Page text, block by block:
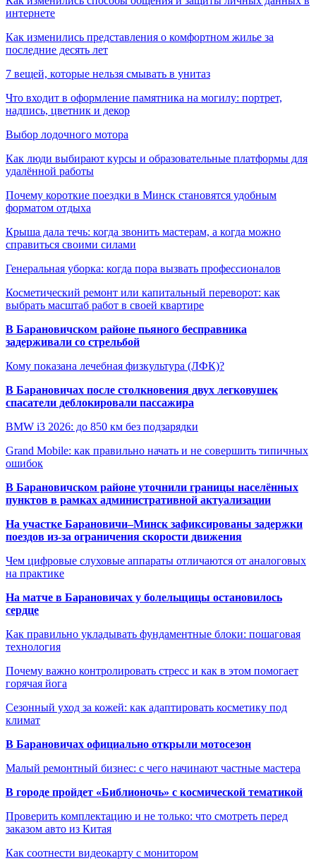
интернете
Как изменились представления о комфортном жилье за
последние десять лет
7 вещей, которые нельзя смывать в унитаз
Что входит в оформление памятника на могилу: портрет,
надпись, цветник и декор
Выбор лодочного мотора
Как люди выбирают курсы и образовательные платформы для
удалённой работы
Почему короткие поездки в Минск становятся удобным
форматом отдыха
Крыша дала течь: когда звонить мастерам, а когда можно
справиться своими силами
Генеральная уборка: когда пора вызвать профессионалов
Косметический ремонт или капитальный переворот: как
выбрать масштаб работ в своей квартире
В Барановичском районе пьяного бесправника
задерживали со стрельбой
Кому показана лечебная физкультура (ЛФК)?
В Барановичах после столкновения двух легковушек
спасатели деблокировали пассажира
BMW i3 2026: до 850 км без подзарядки
Grand Mobile: как правильно начать и не совершить типичных
ошибок
В Барановичском районе уточнили границы населённых
пунктов в рамках административной актуализации
На участке Барановичи–Минск зафиксированы задержки
поездов из-за ограничения скорости движения
Чем цифровые слуховые аппараты отличаются от аналоговых
на практике
На матче в Барановичах у болельщицы остановилось
сердце
Как правильно укладывать фундаментные блоки: пошаговая
технология
Почему важно контролировать стресс и как в этом помогает
горячая йога
Сезонный уход за кожей: как адаптировать косметику под
климат
В Барановичах официально открыли мотосезон
Малый ремонтный бизнес: с чего начинают частные мастера
В городе пройдет «Библионочь» с космической тематикой
Проверить комплектацию и не только: что смотреть перед
заказом авто из Китая
Как соотнести видеокарту с монитором